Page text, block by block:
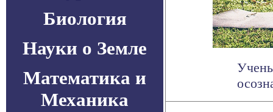
Биология
Науки о Земле
Математика и
Механика